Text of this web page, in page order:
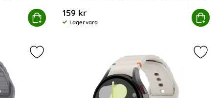
Köp
4/5/5 Pro/6/7/FE Armband Stainless
159 kr
Tillgänglighet:
Lagervara
Köp
Tech-Protect Galaxy Watch 4/5/5 Pro/6/
favorit
Armband Silikon Wave Design Svart som favorit
Markera tech-Protect Galaxy Watch 4/5/5 Pro/6/